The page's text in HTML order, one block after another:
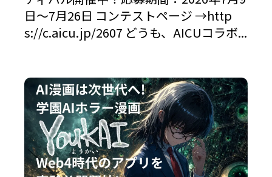
日〜7月26日 コンテストページ →http
s://c.aicu.jp/2607 どうも、AICUコラボ...